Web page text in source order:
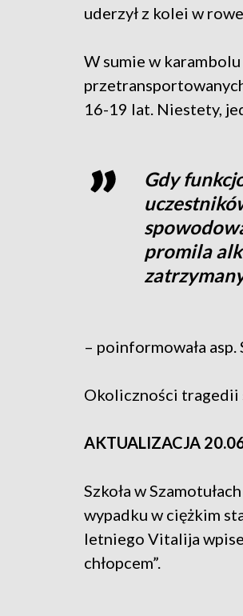
uderzył z kolei w
W sumie w
16-19 lat. Niestety,
Gdy
promila
– poinformowała
Okoliczności tragedii
AKTUALIZACJA
Szkoła w
wypadku w ciężkim
letniego Vitalija
chłopcem”.